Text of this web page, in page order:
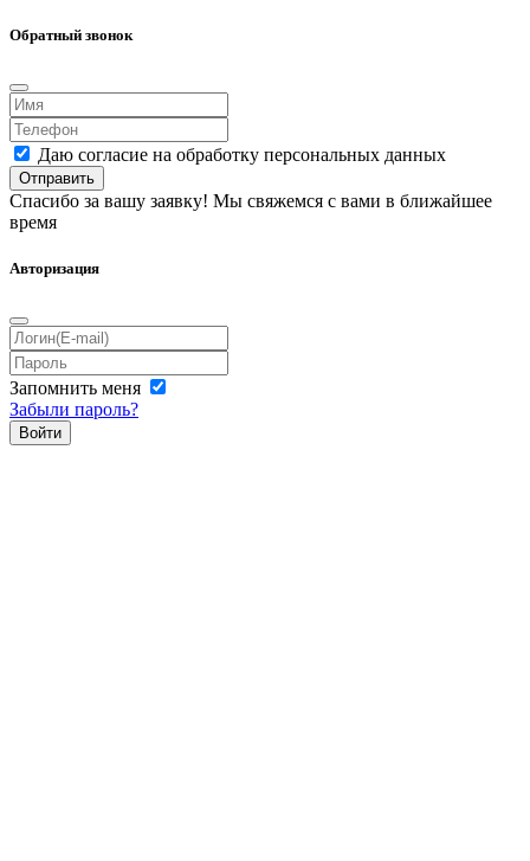
Обратный звонок
Даю согласие на обработку персональных данных
Отправить
Спасибо за вашу заявку! Мы свяжемся с вами в ближайшее
время
Авторизация
Запомнить меня
Забыли пароль?
Войти